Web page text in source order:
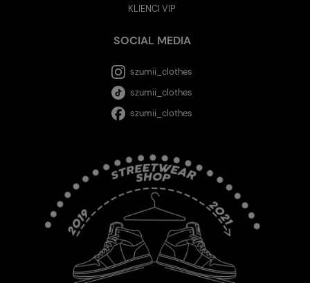
KLIENCI VIP
SOCIAL MEDIA
szumii_clothes
szumii_clothes
szumii_clothes